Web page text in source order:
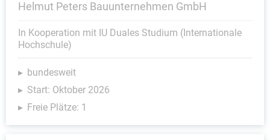
Helmut Peters Bauunternehmen GmbH
In Kooperation mit IU Duales Studium (Internationale
Hochschule)
bundesweit
Start: Oktober 2026
Freie Plätze: 1